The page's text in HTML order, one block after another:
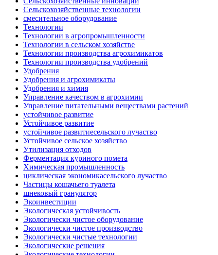
Сельскохозяйственные технологии
смесительное оборудование
Технологии
Технологии в агропромышленности
Технологии в сельском хозяйстве
Технологии производства агрохимикатов
Технологии производства удобрений
Удобрения
Удобрения и агрохимикаты
Удобрения и химия
Управление качеством в агрохимии
Управление питательными веществами растений
устойчивое развитие
Устойчивое развитие
устойчивое развитиесельского лучаство
Устойчивое сельское хозяйство
Утилизация отходов
Ферментация куриного помета
Химическая промышленность
циклическая экономикасельского лучаство
Частицы кошачьего туалета
шнековый гранулятор
Экоинвестиции
Экологическая устойчивость
Экологически чистое оборудование
Экологически чистое производство
Экологически чистые технологии
Экологические решения